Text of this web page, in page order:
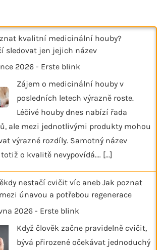
kvalitní medicinální houby?
sledovat jen jejich název
2026 - Erste blink
Zájem o medicinální houby v
posledních letech výrazně roste.
Léčivé houby dnes nabízí řada
ale mezi jednotlivými produkty mohou
výrazné rozdíly. Samotný název
o kvalitě nevypovídá.… [...]
nestačí cvičit víc aneb Jak poznat
únavou a potřebou regenerace
2026 - Erste blink
Když člověk začne pravidelně cvičit,
bývá přirozené očekávat jednoduchý